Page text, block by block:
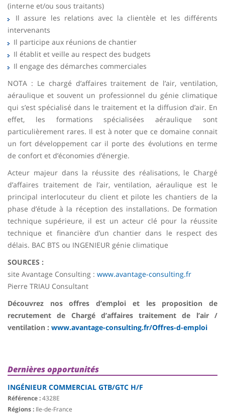
(interne et/ou sous traitants)
Il assure les relations avec la clientèle et les différents
intervenants
Il participe aux réunions de chantier
Il établit et veille au respect des budgets
Il engage des démarches commerciales
NOTA : Le chargé d’affaires traitement de l’air, ventilation,
aéraulique et souvent un professionnel du génie climatique
qui s’est spécialisé dans le traitement et la diffusion d’air. En
effet, les formations spécialisées aéraulique sont
particulièrement rares. Il est à noter que ce domaine connait
un fort développement car il porte des évolutions en terme
de confort et d’économies d’énergie.
Acteur majeur dans la réussite des réalisations, le Chargé
d’affaires traitement de l’air, ventilation, aéraulique est le
principal interlocuteur du client et pilote les chantiers de la
phase d’étude à la réception des installations. De formation
technique supérieure, il est un acteur clé pour la réussite
technique et financière d’un chantier dans le respect des
délais. BAC BTS ou INGENIEUR génie climatique
SOURCES :
site Avantage Consulting : www.avantage-consulting.fr
Pierre TRIAU Consultant
Découvrez nos offres d’emploi et les proposition de
recrutement de Chargé d’affaires traitement de l’air /
ventilation : www.avantage-consulting.fr/Offres-d-emploi
Dernières opportunités
INGÉNIEUR COMMERCIAL GTB/GTC H/F
Référence :4328E
Régions : Ile-de-France